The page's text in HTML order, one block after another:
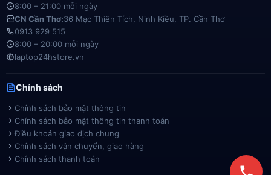
8:00 – 21:00 mỗi ngày
CN Cần Thơ:36 Mạc Thiên Tích, Ninh Kiều, TP. Cần Thơ
0913 929 515
8:00 – 20:00 mỗi ngày
laptop24hstore.vn
Chính sách
Chính sách bảo mật thông tin
Chính sách bảo mật thông tin thanh toán
Điều khoản giao dịch chung
Chính sách vận chuyển, giao hàng
Chính sách thanh toán